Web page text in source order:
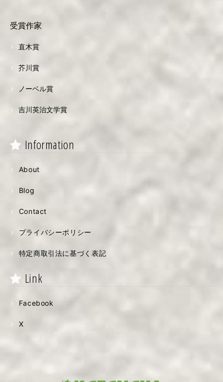
受賞作家
直木賞
芥川賞
ノーベル賞
吉川英治文学賞
Information
About
Blog
Contact
プライバシーポリシー
特定商取引法に基づく表記
Link
Facebook
X